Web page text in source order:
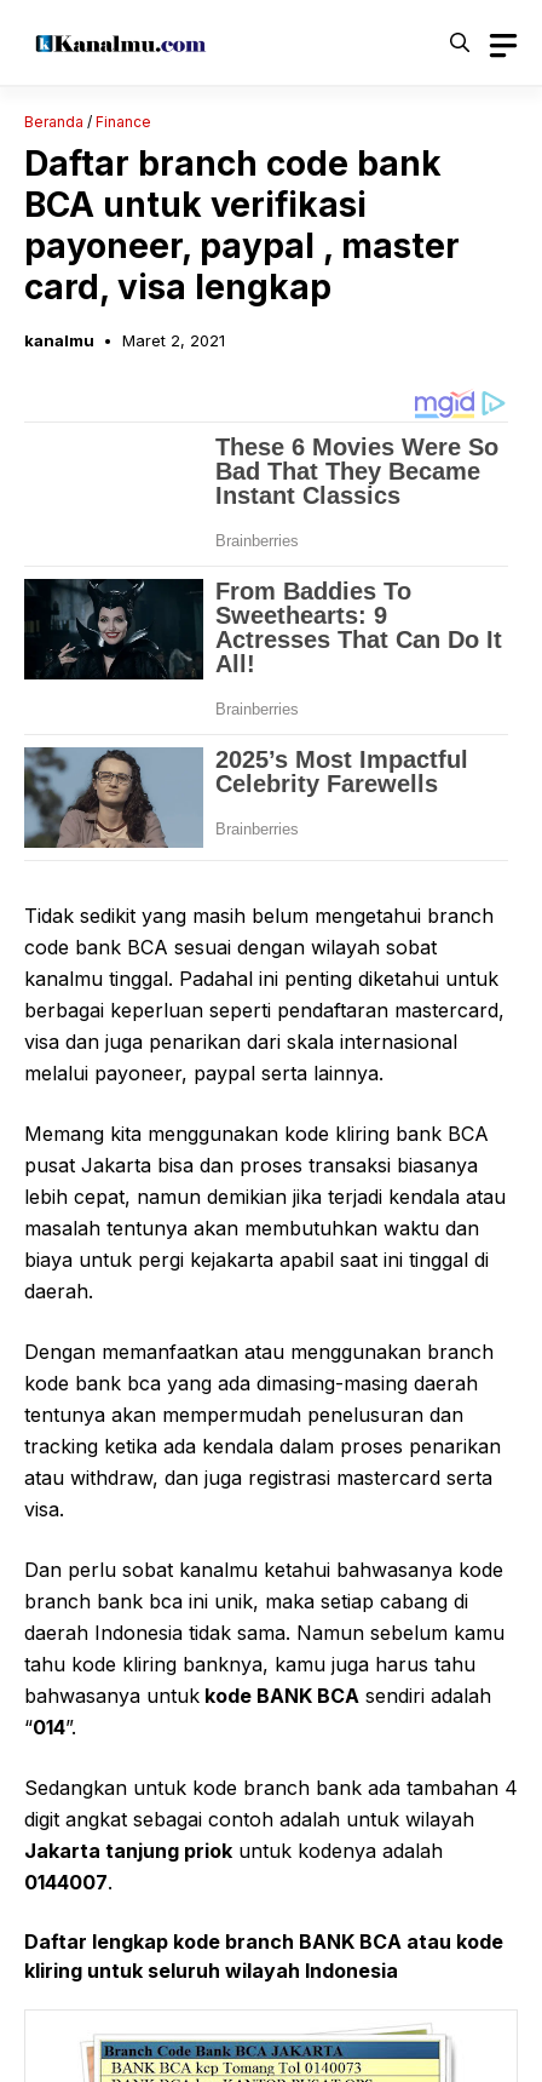
Beranda / Finance
Daftar branch code bank
BCA untuk verifikasi
payoneer, paypal , master
card, visa lengkap
kanalmu Maret 2, 2021
Tidak sedikit yang masih belum mengetahui branch
code bank BCA sesuai dengan wilayah sobat
kanalmu tinggal. Padahal ini penting diketahui untuk
berbagai keperluan seperti pendaftaran mastercard,
visa dan juga penarikan dari skala internasional
melalui payoneer, paypal serta lainnya.
Memang kita menggunakan kode kliring bank BCA
pusat Jakarta bisa dan proses transaksi biasanya
lebih cepat, namun demikian jika terjadi kendala atau
masalah tentunya akan membutuhkan waktu dan
biaya untuk pergi kejakarta apabil saat ini tinggal di
daerah.
Dengan memanfaatkan atau menggunakan branch
kode bank bca yang ada dimasing-masing daerah
tentunya akan mempermudah penelusuran dan
tracking ketika ada kendala dalam proses penarikan
atau withdraw, dan juga registrasi mastercard serta
visa.
Dan perlu sobat kanalmu ketahui bahwasanya kode
branch bank bca ini unik, maka setiap cabang di
daerah Indonesia tidak sama. Namun sebelum kamu
tahu kode kliring banknya, kamu juga harus tahu
bahwasanya untuk kode BANK BCA sendiri adalah
“014”.
Sedangkan untuk kode branch bank ada tambahan 4
digit angkat sebagai contoh adalah untuk wilayah
Jakarta tanjung priok untuk kodenya adalah
0144007.
Daftar lengkap kode branch BANK BCA atau kode
kliring untuk seluruh wilayah Indonesia